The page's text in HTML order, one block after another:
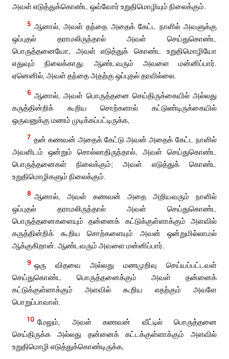
அவள் எடுத்துக்கொண்ட ஒவ்வோர் உறுதிமொழியும் நிலைக்கும்.
5 ஆனால், அவள் தந்தை அதைக் கேட்ட நாளில் அவளுக்கு
ஒப்புதல் தராமலிருந்தால் அவள் செய்துகொண்ட
பொருத்தனையோ, அவள் எடுத்துக் கொண்ட உறுதிமொழியோ
எதுவும் நிலைக்காது. ஆண்டவரும் அவளை மன்னிப்பார்.
ஏனெனில், அவள் தந்தை அதற்கு ஒப்புதல் தரவில்லை.
6 ஆனால், அவள் பொருத்தனை செய்திருக்கையில் அல்லது
கருத்தின்றிக் கூறிய சொற்களால் கட்டுண்டிருக்கையில்
ஒருவனுக்கு மணம் முடிக்கப்பட்டிருக்க,
7 தன் கணவன் அதைக் கேட்டு அவன் அதைக் கேட்ட நாளில்
அவளிடம் ஒன்றும் சொல்லாதிருந்தால், அவள் செய்துகொண்ட
பொருத்தனைகள் நிலைக்கும்; அவள் எடுத்துக் கொண்ட
உறுதிமொழிகளும் நிலைக்கும்.
8 ஆனால், அவள் கணவன் அதை அறியவரும் நாளில்
ஒப்புதல் தராமலிருந்தால் அவள் செய்துகொண்ட
பொருத்தனைகளையும் தன்னைக் கட்டுக்குள்ளாக்கும் அளவில்
கருத்தின்றிக் கூறிய சொற்களையும் அவன் ஒன்றுமில்லாமல்
ஆக்குகிறான். ஆண்டவரும் அவளை மன்னிப்பார்.
9 ஒரு விதவை அல்லது மணமுறிவு செய்யப்பட்டவள்
செய்துகொண்ட பொருத்தனைக்கும் அவள் தன்னைக்
கட்டுக்குள்ளாக்கும் அளவில் கூறிய எதற்கும் அவளே
பொறுப்பாவாள்.
10 மேலும், அவள் கணவன் வீட்டில் பொருத்தனை
செய்திருக்க அல்லது தன்னைக் கட்டக்குள்ளாக்கும் அளவில்
உறுதிமொழி எடுத்துக்கொண்டிருக்க,